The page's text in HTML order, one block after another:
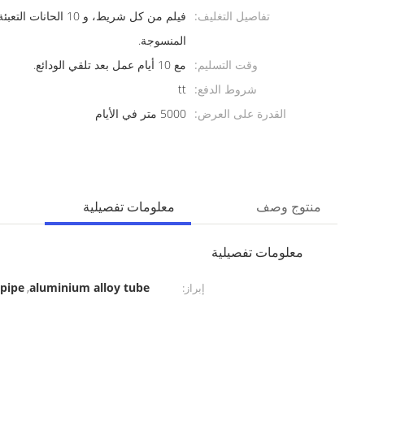
تفاصيل التغليف:
فيلم من كل شريط، و 10
المنسوجة.
وقت التسليم:
مع 10 أيام عمل بعد تلقي الودائع.
شروط الدفع: tt
القدرة على العرض: 5000 متر في الأيام
معلومات تفصيلية منتوج وصف
معلومات تفصيلية
إبراز: aluminium alloy tube
,